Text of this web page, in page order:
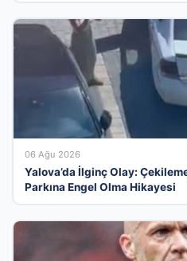
06 Ağu 2026
Yalova’da İlginç Olay:
Parkına Engel Olma Hikayesi